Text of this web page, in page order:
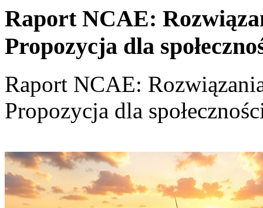
Raport NCAE:
Propozycja dla
Raport NCAE:
Propozycja dla